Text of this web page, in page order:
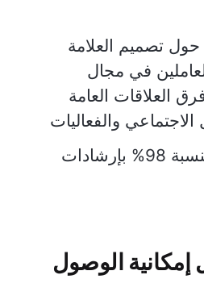
تصميم العلامة
في مجال
العلاقات العامة
والفعاليات
تحقيق الالتزام بنسبة 98% بإرشادات